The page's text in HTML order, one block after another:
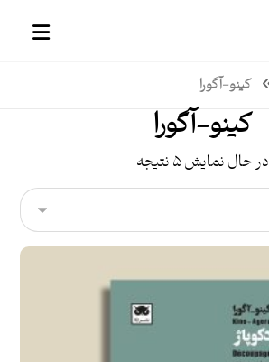
کینو-آگورا
کینو-آگورا
در حال نمایش ۵ نتیجه